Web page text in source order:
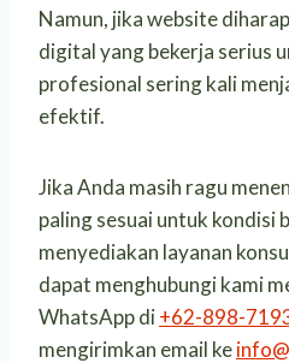
Namun, jika website
digital yang bekerja serius
profesional sering kali
efektif.
Jika Anda masih ragu
paling sesuai untuk kondisi
menyediakan layanan
dapat menghubungi kami
WhatsApp di+62-898-
mengirimkan email ke